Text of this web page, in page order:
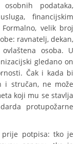
podataka,
financijskim
velik broj
ravnatelj, dekan,
osoba. U
gledano on
Čak i kada bi
i stručan, ne može
koji mu se stavlja
protupožarne
potpisa: tko je